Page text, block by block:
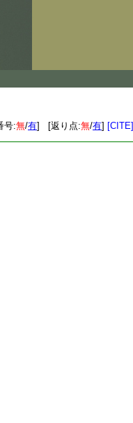
号:無/有] [返り点:無/有] [CITE]